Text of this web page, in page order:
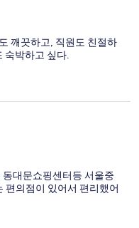
깨끗하고, 직원도 친절하
숙박하고 싶다.
대문쇼핑센터등 서울중
편의점이 있어서 편리했어